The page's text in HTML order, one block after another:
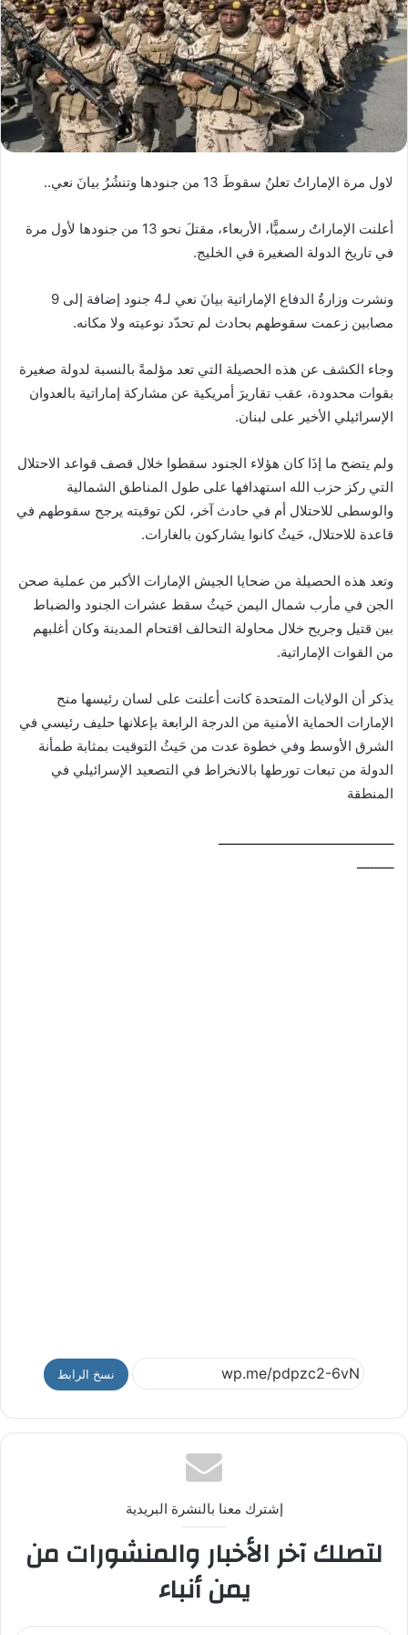
لاول مرة الإماراتُ تعلنُ سقوطَ 13 من جنودها وتنشُرُ بيانَ نعي..
أعلنت الإماراتُ رسميًّا، الأربعاء، مقتلَ نحو 13 من جنودها لأول مرة
في تاريخ الدولة الصغيرة في الخليج.
ونشرت وزارةُ الدفاع الإماراتية بيانَ نعي لـ4 جنود إضافة إلى 9
مصابين زعمت سقوطهم بحادث لم تحدّد نوعيته ولا مكانه.
وجاء الكشف عن هذه الحصيلة التي تعد مؤلمةً بالنسبة لدولة صغيرة
بقوات محدودة، عقب تقاريرَ أمريكية عن مشاركة إماراتية بالعدوان
الإسرائيلي الأخير على لبنان.
ولم يتضح ما إذَا كان هؤلاء الجنود سقطوا خلال قصف قواعد الاحتلال
التي ركز حزب الله استهدافها على طول المناطق الشمالية
والوسطى للاحتلال أم في حادث آخر، لكن توقيته يرجح سقوطهم في
قاعدة للاحتلال، حَيثُ كانوا يشاركون بالغارات.
وتعد هذه الحصيلة من ضحايا الجيش الإمارات الأكبر من عملية صحن
الجن في مأرب شمال اليمن حَيثُ سقط عشرات الجنود والضباط
بين قتيل وجريح خلال محاولة التحالف اقتحام المدينة وكان أغلبهم
من القوات الإماراتية.
يذكر أن الولايات المتحدة كانت أعلنت على لسان رئيسها منح
الإمارات الحماية الأمنية من الدرجة الرابعة بإعلانها حليف رئيسي في
الشرق الأوسط وفي خطوة عدت من حَيثُ التوقيت بمثابة طمأنة
الدولة من تبعات تورطها بالانخراط في التصعيد الإسرائيلي في
المنطقة
ــــــــــــــــــــــــــــــــــــــــــــــــ
ــــــــــ
نسخ الرابط
إشترك معنا بالنشرة البريدية
لتصلك آخر الأخبار والمنشورات من
يمن أنباء